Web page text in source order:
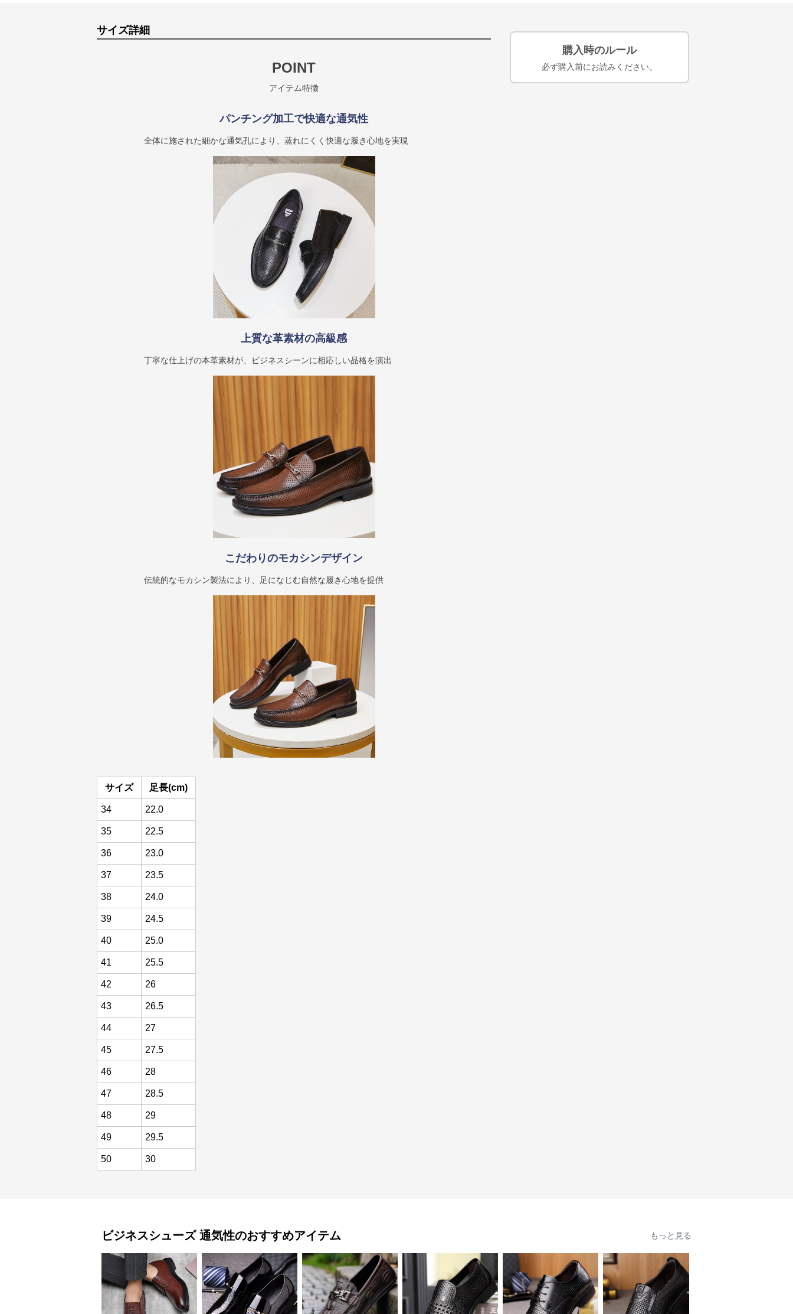
サイズ詳細
POINT
アイテム特徴
パンチング加工で快適な通気性
全体に施された細かな通気孔により、蒸れにくく快適な履き心地を実現
上質な革素材の高級感
丁寧な仕上げの本革素材が、ビジネスシーンに相応しい品格を演出
こだわりのモカシンデザイン
伝統的なモカシン製法により、足になじむ自然な履き心地を提供
サイズ 足長(cm)
34 22.0
35 22.5
36 23.0
37 23.5
38 24.0
39 24.5
40 25.0
41 25.5
42 26
43 26.5
44 27
45 27.5
46 28
47 28.5
48 29
49 29.5
50 30
購入時のルール
必ず購入前にお読みください。
ビジネスシューズ 通気性のおすすめアイテム もっと見る